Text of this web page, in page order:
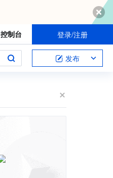
控制台 登录/注册
发布